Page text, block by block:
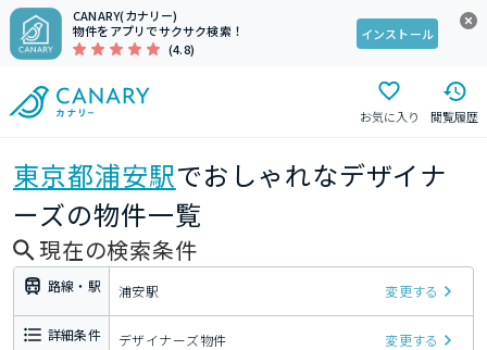
CANARY(カナリー)
物件をアプリでサクサク検索！
(4.8)
インストール
お気に入り 閲覧履歴
東京都浦安駅でおしゃれなデザイナ
ーズの物件一覧
現在の検索条件
路線・駅 浦安駅 変更する
詳細条件 デザイナーズ物件 変更する